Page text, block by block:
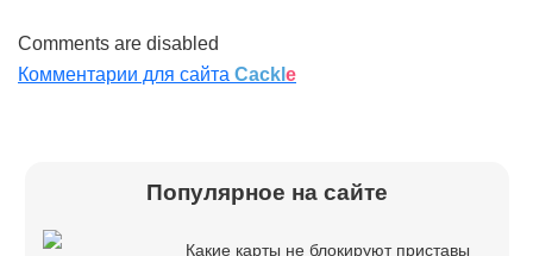
Comments are disabled
Комментарии для сайта Cackl e
Популярное на сайте
Какие карты не блокируют приставы